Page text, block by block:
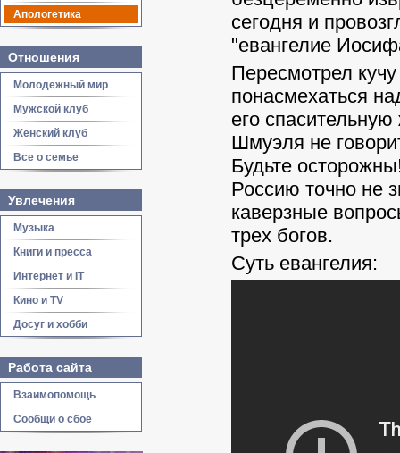
Апологетика
Отношения
Молодежный мир
Мужской клуб
Женский клуб
Все о семье
Увлечения
Музыка
Книги и пресса
Интернет и IT
Кино и TV
Досуг и хобби
Работа сайта
Взаимопомощь
Сообщи о сбое
сегодня и
"евангелие
Пересмотрел
понасмехаться
его
Шмуэля не
Будьте
Россию точно не
каверзные
трех богов.
Суть евангелия: